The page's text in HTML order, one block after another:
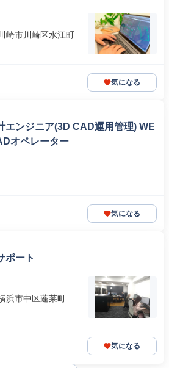
崎市川崎区水江町
気になる
エンジニア(3D CAD運用管理) WE
オペレーター
気になる
ポート
浜市中区蓬莱町
気になる